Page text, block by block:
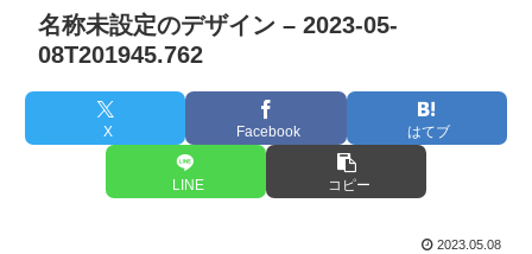
名称未設定のデザイン – 2023-05-
08T201945.762
X Facebook はてブ
LINE コピー
2023.05.08